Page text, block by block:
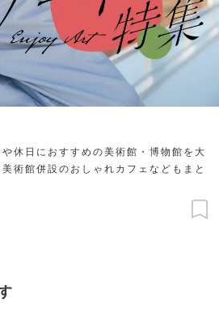
休日におすすめの美術館・博物館を大
術館併設のおしゃれカフェなどもまと